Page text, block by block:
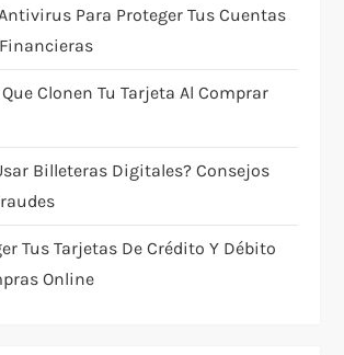
Para Proteger Tus Cuentas
Clonen Tu Tarjeta Al Comprar
Billeteras Digitales? Consejos
Tus Tarjetas De Crédito Y Débito
Online